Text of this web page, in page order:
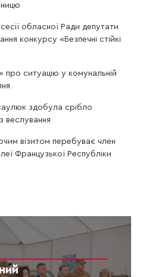
обласної Ради депутати
конкурсу «Безпечні стійкі
про ситуацію у комунальній
здобула срібло
веслування
візитом перебуває член
Французької Республіки